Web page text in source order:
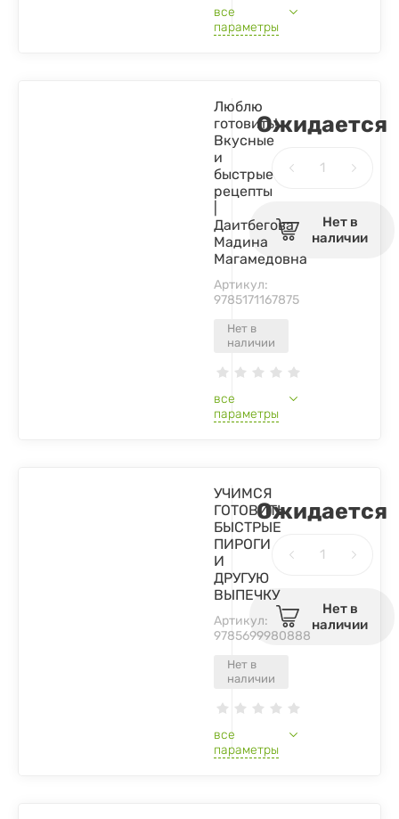
все
параметры
Нет в
наличии
Люблю
готовить!
Вкусные
и
быстрые
рецепты
Даитбегова
Мадина
Магамедовна
Артикул:
9785171167875
все
параметры
Ожидается
Нет в
наличии
Нет в
наличии
УЧИМСЯ
ГОТОВИТЬ
БЫСТРЫЕ
ПИРОГИ
И
ДРУГУЮ
ВЫПЕЧКУ
Артикул:
9785699980888
все
параметры
Ожидается
Нет в
наличии